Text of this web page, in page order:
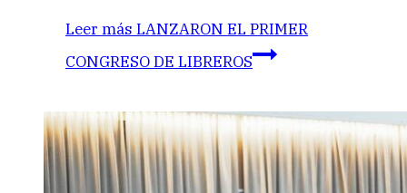
Leer más LANZARON EL PRIMER
CONGRESO DE LIBREROS